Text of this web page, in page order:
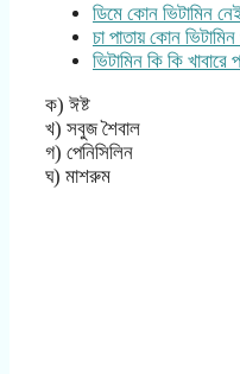
ডিমে কোন ভিটামিন
চা পাতায় কোন
ভিটামিন কি কি খাবারে
ক) ঈষ্ট
খ) সবুজ শৈবাল
গ) পেনিসিলিন
ঘ) মাশরুম